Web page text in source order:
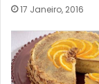
17 Janeiro, 2016